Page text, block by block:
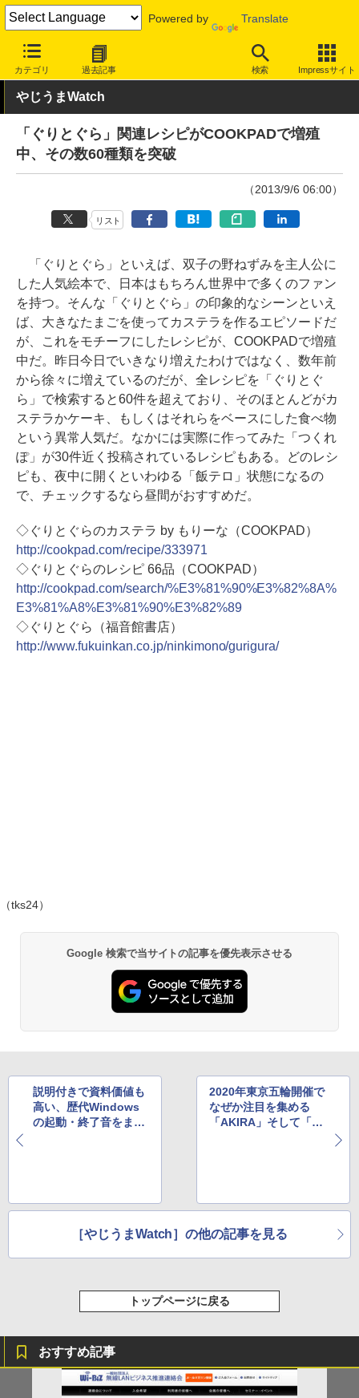
Powered by Translate
カテゴリ 過去記事 検索 Impressサイト
INTERNET Watch トピック
やじうまWatch
「ぐりとぐら」関連レシピがCOOKPADで増殖
中、その数60種類を突破
（2013/9/6 06:00）
リスト
「ぐりとぐら」といえば、双子の野ねずみを主人公に
した人気絵本で、日本はもちろん世界中で多くのファン
を持つ。そんな「ぐりとぐら」の印象的なシーンといえ
ば、大きなたまごを使ってカステラを作るエピソードだ
が、これをモチーフにしたレシピが、COOKPADで増殖
中だ。昨日今日でいきなり増えたわけではなく、数年前
から徐々に増えているのだが、全レシピを「ぐりとぐ
ら」で検索すると60件を超えており、そのほとんどがカ
ステラかケーキ、もしくはそれらをベースにした食べ物
という異常人気だ。なかには実際に作ってみた「つくれ
ぽ」が30件近く投稿されているレシピもある。どのレシ
ピも、夜中に開くといわゆる「飯テロ」状態になるの
で、チェックするなら昼間がおすすめだ。
◇ぐりとぐらのカステラ by もりーな（COOKPAD）
http://cookpad.com/recipe/333971
◇ぐりとぐらのレシピ 66品（COOKPAD）
http://cookpad.com/search/%E3%81%90%E3%82%8A%
E3%81%A8%E3%81%90%E3%82%89
◇ぐりとぐら（福音館書店）
http://www.fukuinkan.co.jp/ninkimono/gurigura/
（tks24）
Google 検索で当サイトの記事を優先表示させる
説明付きで資料価値も
高い、歴代Windows
の起動・終了音をまと
2020年東京五輪開催で
なぜか注目を集める
「AKIRA」そして「コ
［やじうまWatch］の他の記事を見る
トップページに戻る
おすすめ記事